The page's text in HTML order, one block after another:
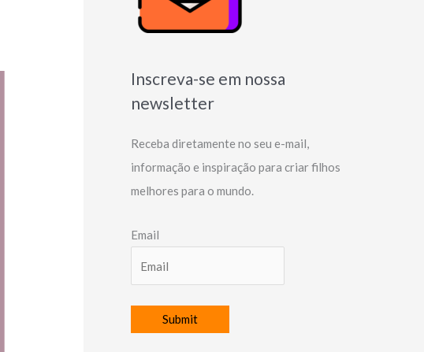
Inscreva-se em nossa
newsletter
Receba diretamente no seu e-mail,
informação e inspiração para criar filhos
melhores para o mundo.
Email